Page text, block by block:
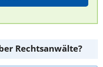
Rechtsanwälte?